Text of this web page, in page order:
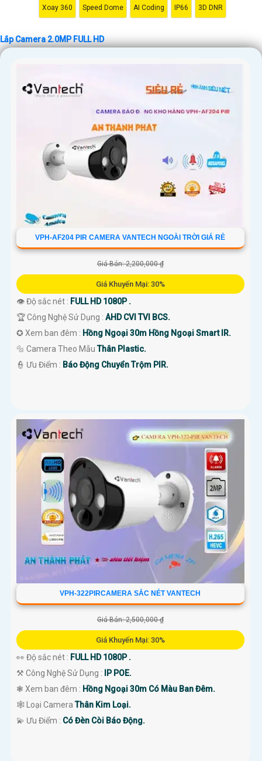
🔗 Liên hệ để đặt mua hoặc biết thêm chi tiết: [SĐT hoặc website của
Hy vọng mô tả này sẽ giúp bạn giới thiệu sản phẩm Camera 2.0MP FULL
hỗ trợ gì khác, đừng ngần ngại để lại lời nhắn Cung cấp cho công trình.
Xoay 360 Speed Dome AI Coding IP66 3D DNR
Lắp Camera 2.0MP FULL HD
VPH-AF204 PIR CAMERA VANTECH NGOÀI TRỜI GIÁ RẺ
Giá Bán: 2,200,000 ₫
Giá Khuyến Mại: 30%
👁 Độ sắc nét : FULL HD 1080P .
🏆 Công Nghệ Sử Dụng : AHD CVI TVI BCS.
✪ Xem ban đêm : Hồng Ngoại 30m Hồng Ngoại Smart IR.
🔩 Camera Theo MẫuThân Plastic.
️👮 Ưu Điểm : Báo Động Chuyển Trộm PIR.
VPH-322PIRCAMERA SẮC NÉT VANTECH
Giá Bán: 2,500,000 ₫
Giá Khuyến Mại: 30%
👀 Độ sắc nét : FULL HD 1080P .
⚒ Công Nghệ Sử Dụng :
IP POE.
❃ Xem ban đêm : Hồng Ngoại 30m Có Màu Ban Đêm.
🕸️ Loại CameraThân Kim Loại.
️💫 Ưu Điểm : Có Đèn Còi Báo Động.